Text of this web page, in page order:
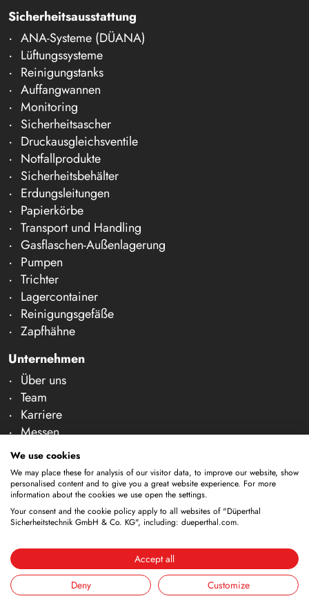
Sicherheitsausstattung
ANA-Systeme (DÜANA)
Lüftungssysteme
Reinigungstanks
Auffangwannen
Monitoring
Sicherheitsascher
Druckausgleichsventile
Notfallprodukte
Sicherheitsbehälter
Erdungsleitungen
Papierkörbe
Transport und Handling
Gasflaschen-Außenlagerung
Pumpen
Trichter
Lagercontainer
Reinigungsgefäße
Zapfhähne
Unternehmen
Über uns
Team
Karriere
Messen
News & Fachartikel
Kontakt & Beratung
Prüfung & Wartung
Beratung
Technische Änderungen vorbehalten. Alle Maße und
techn. Informationen sind ca. Angaben. Irrtum und
Schreibfehler vorbehalten. Unser Angebot richtet sich
We use cookies
We may place these for analysis of our visitor data, to improve our website, show
personalised content and to give you a great website experience. For more
information about the cookies we use open the settings.
Your consent and the cookie policy apply to all websites of "Düperthal
Sicherheitstechnik GmbH & Co. KG", including: dueperthal.com.
Accept all
Deny
Customize